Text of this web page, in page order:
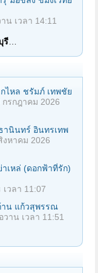
าน เวลา 14:11
รี
ไหล ชรัมภ์ เทพชัย
กรกฎาคม 2026
านินทร์ อินทรเทพ
งหาคม 2026
เหล่ (ดอกฟ้าที่รัก)
เวลา 11:07
าน แก้วสุพรรณ
วาน เวลา 11:51